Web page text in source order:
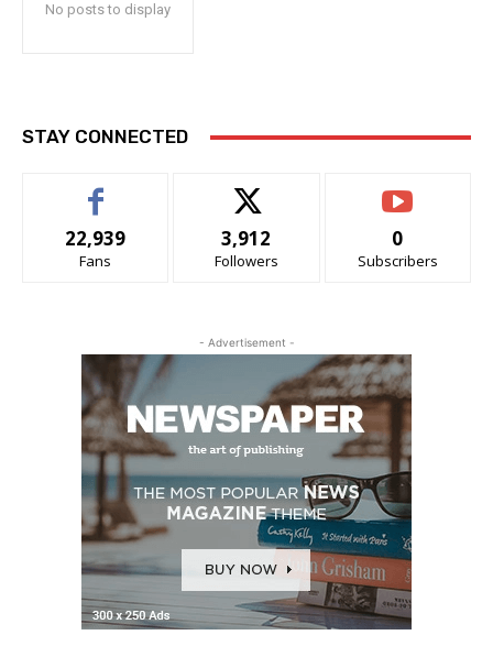
No posts to display
STAY CONNECTED
22,939
Fans
3,912
Followers
0
Subscribers
- Advertisement -